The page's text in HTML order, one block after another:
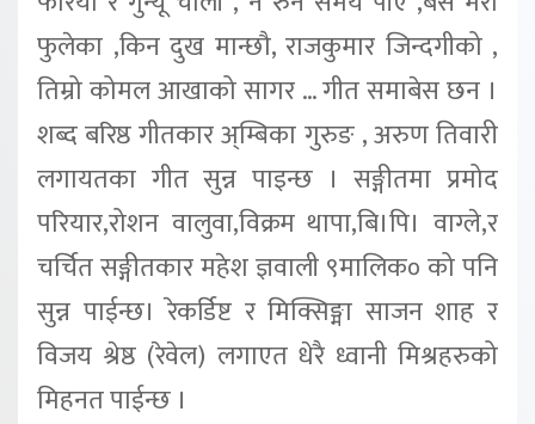
फुलेका ,किन दुख मान्छौ, राजकुमार जिन्दगीको ,
तिम्रो कोमल आखाको सागर … गीत समाबेस छन ।
शब्द बरिष्ठ गीतकार अ्म्बिका गुरुङ , अरुण तिवारी
लगायतका गीत सुन्न पाइन्छ । सङ्गीतमा प्रमोद
परियार,रोशन वालुवा,विक्रम थापा,बि।पि। वाग्ले,र
चर्चित सङ्गीतकार महेश ज्ञवाली ९मालिक० को पनि
सुन्न पाईन्छ। रेकर्डिष्ट र मिक्सिङ्मा साजन शाह र
विजय श्रेष्ठ (रेवेल) लगाएत धेरै ध्वानी मिश्रहरुको
मिहनत पाईन्छ ।